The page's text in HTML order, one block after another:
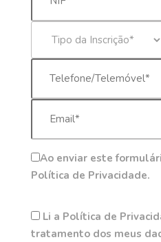
Ao enviar este
Política de Privacidade.
Li a Política de
tratamento dos meus